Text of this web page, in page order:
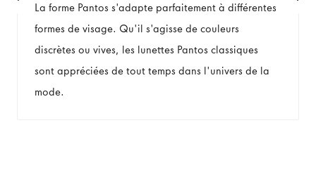
La forme Pantos s'adapte parfaitement à différentes
formes de visage. Qu'il s'agisse de couleurs
discrètes ou vives, les lunettes Pantos classiques
sont appréciées de tout temps dans l'univers de la
mode.